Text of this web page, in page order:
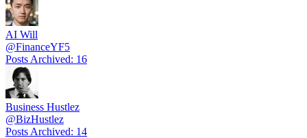
AI Will
@FinanceYF5
Posts Archived: 16
Business Hustlez
@BizHustlez
Posts Archived: 14